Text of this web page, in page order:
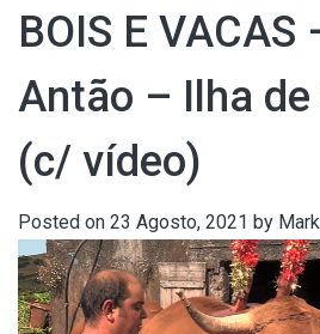
BOIS E VACAS
Antão – Ilha
(c/ vídeo)
Posted on 23 Agosto, 2021 by